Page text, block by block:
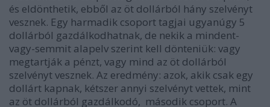
és eldönthetik, ebből az öt dollárból hány szelvényt
vesznek. Egy harmadik csoport tagjai ugyanúgy 5
dollárból gazdálkodhatnak, de nekik a mindent-
vagy-semmit alapelv szerint kell dönteniük: vagy
megtartják a pénzt, vagy mind az öt dollárból
szelvényt vesznek. Az eredmény: azok, akik csak egy
dollárt kapnak, kétszer annyi szelvényt vettek, mint
az öt dollárból gazdálkodó, második csoport. A